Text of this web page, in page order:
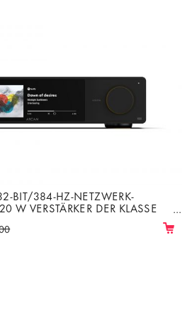
BIT/384-HZ-NETZWERK-
W VERSTÄRKER DER KLASSE